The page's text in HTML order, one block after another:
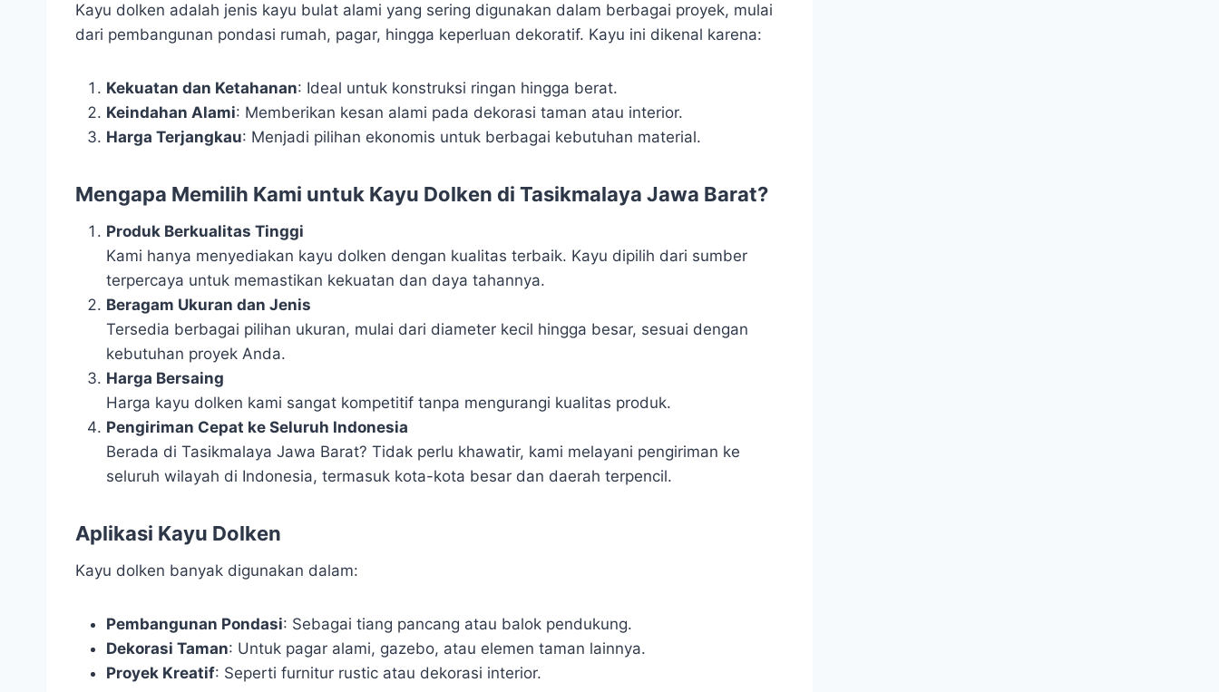
Kayu dolken adalah jenis kayu bulat alami yang sering digunakan dalam berbagai proyek, mulai
dari pembangunan pondasi rumah, pagar, hingga keperluan dekoratif. Kayu ini dikenal karena:
Kekuatan dan Ketahanan: Ideal untuk konstruksi ringan hingga berat.
Keindahan Alami: Memberikan kesan alami pada dekorasi taman atau interior.
Harga Terjangkau: Menjadi pilihan ekonomis untuk berbagai kebutuhan material.
Mengapa Memilih Kami untuk Kayu Dolken di Tasikmalaya Jawa Barat?
Produk Berkualitas Tinggi
Kami hanya menyediakan kayu dolken dengan kualitas terbaik. Kayu dipilih dari sumber
terpercaya untuk memastikan kekuatan dan daya tahannya.
Beragam Ukuran dan Jenis
Tersedia berbagai pilihan ukuran, mulai dari diameter kecil hingga besar, sesuai dengan
kebutuhan proyek Anda.
Harga Bersaing
Harga kayu dolken kami sangat kompetitif tanpa mengurangi kualitas produk.
Pengiriman Cepat ke Seluruh Indonesia
Berada di Tasikmalaya Jawa Barat? Tidak perlu khawatir, kami melayani pengiriman ke
seluruh wilayah di Indonesia, termasuk kota-kota besar dan daerah terpencil.
Aplikasi Kayu Dolken
Kayu dolken banyak digunakan dalam:
Pembangunan Pondasi: Sebagai tiang pancang atau balok pendukung.
Dekorasi Taman: Untuk pagar alami, gazebo, atau elemen taman lainnya.
Proyek Kreatif: Seperti furnitur rustic atau dekorasi interior.